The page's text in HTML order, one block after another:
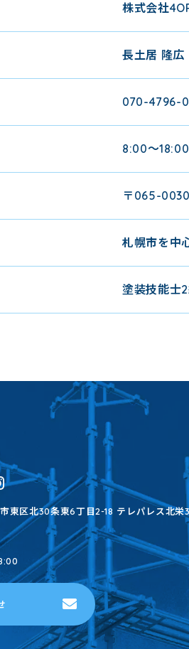
株式会社
長土居 隆広
070-4796-
8:00～18:00
〒065-
札幌市を中
塗装技能士
東区北30条東6丁目2-18 テレパレス北栄